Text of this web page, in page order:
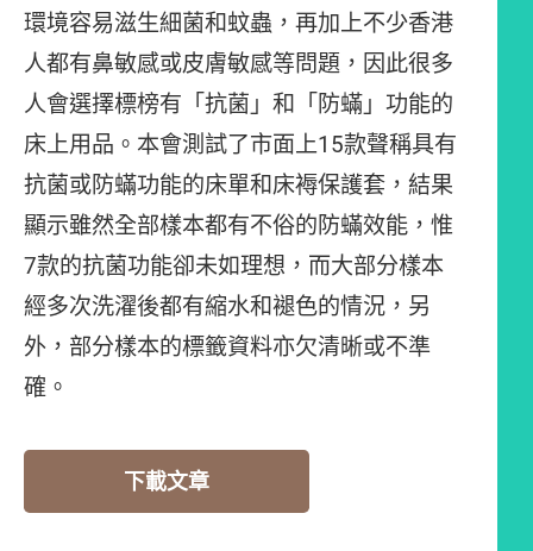
環境容易滋生細菌和蚊蟲，再加上不少香港
人都有鼻敏感或皮膚敏感等問題，因此很多
人會選擇標榜有「抗菌」和「防蟎」功能的
床上用品。本會測試了市面上15款聲稱具有
抗菌或防蟎功能的床單和床褥保護套，結果
顯示雖然全部樣本都有不俗的防蟎效能，惟
7款的抗菌功能卻未如理想，而大部分樣本
經多次洗濯後都有縮水和褪色的情況，另
外，部分樣本的標籤資料亦欠清晰或不準
確。
下載文章